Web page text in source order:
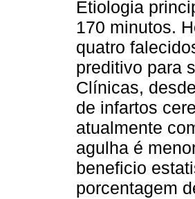
Etiologia
170 minutos.
quatro
preditivo para
Clínicas,
de infartos
atualmente
agulha é
beneficio
porcentagem